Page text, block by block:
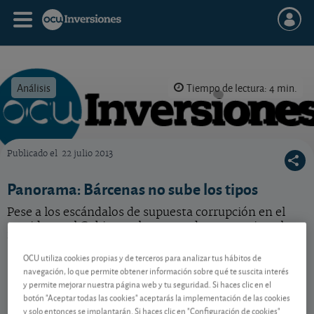
Análisis Tiempo de lectura: 4 min.
Publicado el 22 julio 2013
Panorama: Bárcenas no sube los tipos
Pese a los escándalos de supuesta corrupción en el
partido en el Gobierno, los mercados no castigan los
Contenido reservado a SOCIOS
OCU utiliza cookies propias y de terceros para analizar tus hábitos de
navegación, lo que permite obtener información sobre qué te suscita interés
y permite mejorar nuestra página web y tu seguridad. Si haces clic en el
botón "Aceptar todas las cookies" aceptarás la implementación de las cookies
y solo entonces se implantarán. Si haces clic en "Configuración de cookies"